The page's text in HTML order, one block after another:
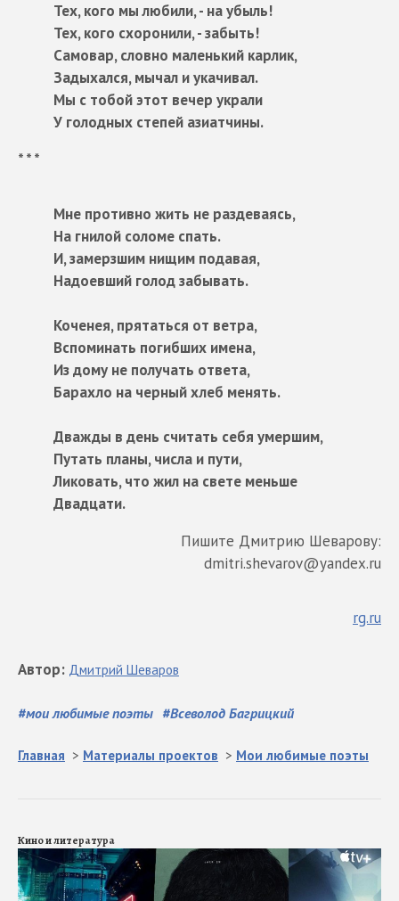
Тех, кого мы любили, - на убыль!
Тех, кого схоронили, - забыть!
Самовар, словно маленький карлик,
Задыхался, мычал и укачивал.
Мы с тобой этот вечер украли
У голодных степей азиатчины.
* * *
Мне противно жить не раздеваясь,
На гнилой соломе спать.
И, замерзшим нищим подавая,
Надоевший голод забывать.
Коченея, прятаться от ветра,
Вспоминать погибших имена,
Из дому не получать ответа,
Барахло на черный хлеб менять.
Дважды в день считать себя умершим,
Путать планы, числа и пути,
Ликовать, что жил на свете меньше
Двадцати.
Пишите Дмитрию Шеварову:
dmitri.shevarov@yandex.ru
rg.ru
#мои любимые поэты #Всеволод Багрицкий
Автор: Дмитрий Шеваров
Главная > Материалы проектов > Мои любимые поэты
Кино и литература